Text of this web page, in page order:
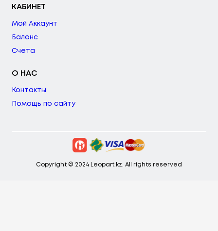
КАБИНЕТ
Мой Аккаунт
Баланс
Счета
О НАС
Контакты
Помощь по сайту
Copyright © 2024 Leopart.kz. All rights reserved